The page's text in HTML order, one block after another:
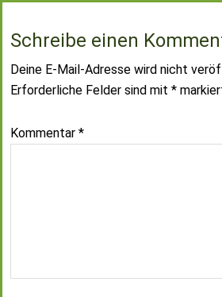
Schreibe einen
Deine E-Mail-Adresse wird nicht
Erforderliche Felder sind mit *
Kommentar *